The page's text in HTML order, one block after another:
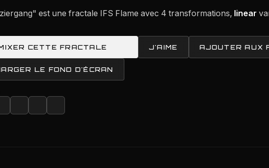
est une fractale IFS Flame avec 4 transformations, linear
CETTE FRACTALE J'AIME AJOUTER AUX
LE FOND D'ÉCRAN